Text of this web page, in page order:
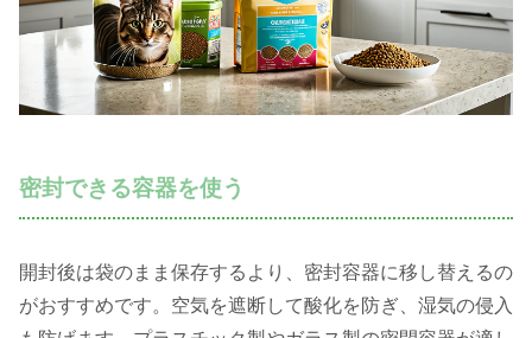
密封できる容器を使う
開封後は袋のまま保存するより、密封容器に移し替えるの
がおすすめです。空気を遮断して酸化を防ぎ、湿気の侵入